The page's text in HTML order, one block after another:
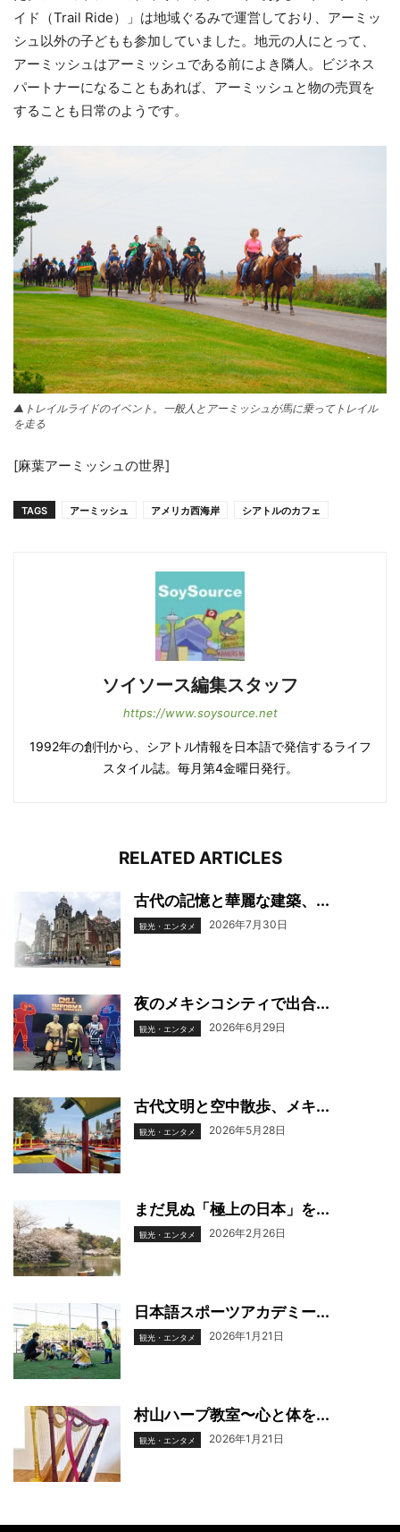
イド（Trail Ride）」は地域ぐるみで運営しており、アーミッ
シュ以外の子どもも参加していました。地元の人にとって、
アーミッシュはアーミッシュである前によき隣人。ビジネス
パートナーになることもあれば、アーミッシュと物の売買を
することも日常のようです。
▲トレイルライドのイベント。一般人とアーミッシュが馬に乗ってトレイル
を走る
[麻葉アーミッシュの世界]
TAGS アーミッシュ アメリカ西海岸 シアトルのカフェ
ソイソース編集スタッフ
https://www.soysource.net
1992年の創刊から、シアトル情報を日本語で発信するライフ
スタイル誌。毎月第4金曜日発行。
RELATED ARTICLES
古代の記憶と華麗な建築、...
観光・エンタメ 2026年7月30日
夜のメキシコシティで出合...
観光・エンタメ 2026年6月29日
古代文明と空中散歩、メキ...
観光・エンタメ 2026年5月28日
まだ見ぬ「極上の日本」を...
観光・エンタメ 2026年2月26日
日本語スポーツアカデミー...
観光・エンタメ 2026年1月21日
村山ハープ教室〜心と体を...
観光・エンタメ 2026年1月21日